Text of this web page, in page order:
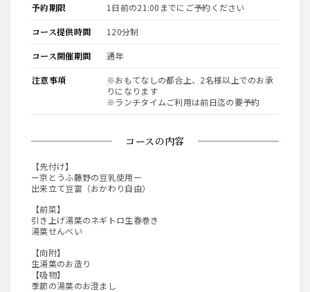
コースの内容
【先付け】
ー京とうふ藤野の豆乳使用ー
出来立て豆富（おかわり自由）
【前菜】
引き上げ湯葉のネギトロ生春巻き
湯葉せんべい
【向附】
生湯葉のお造り
【吸物】
季節の湯葉のお澄まし
予約期限 1日前の21:00までにご予約ください
コース提供時間 120分制
コース開催期間 通年
注意事項
※おもてなしの都合上、2名様以上でのお承
りになります
※ランチタイムご利用は前日迄の要予約